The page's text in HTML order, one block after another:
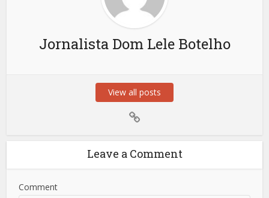
Jornalista Dom Lele Botelho
View all posts
Leave a Comment
Comment